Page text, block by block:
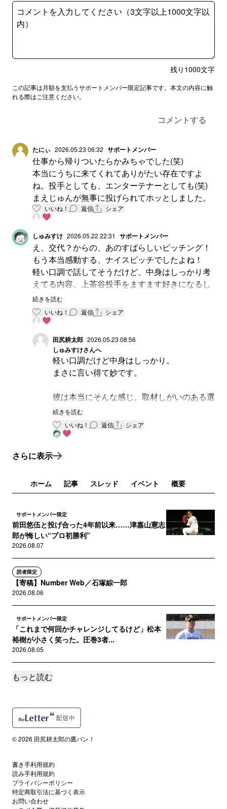
残り 1000文字
この記事は月額を支払うサポートメンバー限定記事です。本文の内容に触
れる際はご注意ください。
コメントする
たにぃ 2026.05.23 06:32 サポートメンバー
仕事から帰りついたらかみちゃでした(笑)
本当にうちに来てくれてありがたい存在ですよ
ね。投手としても、エンターテナーとしても(笑)
まえじゅんが無事に投げられてホッとしました。
いいね！ 返信 シェア
しゅみすけ 2026.05.22 22:31 サポートメンバー
え、交代？からの、あのすばらしいピッチング！
もう本当感動する、ナイスピッチでしたよね！
軽い口調で話してそうだけど、中身はしっかり考
えてる内容、上茶谷投手をますます好きになるし
応援していきたくなります！
続きを読む
いいね！
返信 シェア
田尻耕太郎 2026.05.23 08:56
しゅみすけさんへ
軽い口調だけど中身はしっかり。
まさに言い得て妙です。
彼は本当にそんな感じ。取材しがいのある選
手です
続きを読む
いいね！
返信 シェア
さらに表示
ホーム 記事 スレッド イベント 概要
サポートメンバー限定
前田悠伍と投げ合った4年前以来……津嘉山憲志
郎が悔しい“プロ初勝利”
2026.08.07
読者限定
【寄稿】Number Web／石塚綜一郎
2026.08.06
サポートメンバー限定
「これまで何回かチャレンジしてるけど」松本
裕樹が小さく笑った。圧巻3者...
2026.08.05
サポートメンバー限定
2026.08.03
城島CBOも期待する盛島稜大、“初打点”以上に
2026.08.03
サポートメンバー限定
秋広優人がトップタイ8号も、斉藤和巳2軍監督
もっと読む
© 2026 田尻耕太郎の鷹バン！
書き手利用規約
読み手利用規約
プライバシーポリシー
特定商取引法に基づく表示
お問い合わせ